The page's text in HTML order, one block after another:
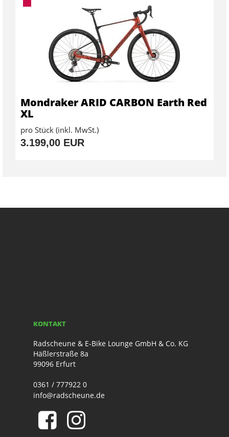
Mondraker ARID CARBON Earth Red
XL
pro Stück (inkl. MwSt.)
3.199,00 EUR
KONTAKT
Radscheune & E-Bike Lounge GmbH & Co. KG
Häßlerstraße 8a
99096 Erfurt
0361 / 777922 0
info@radscheune.de